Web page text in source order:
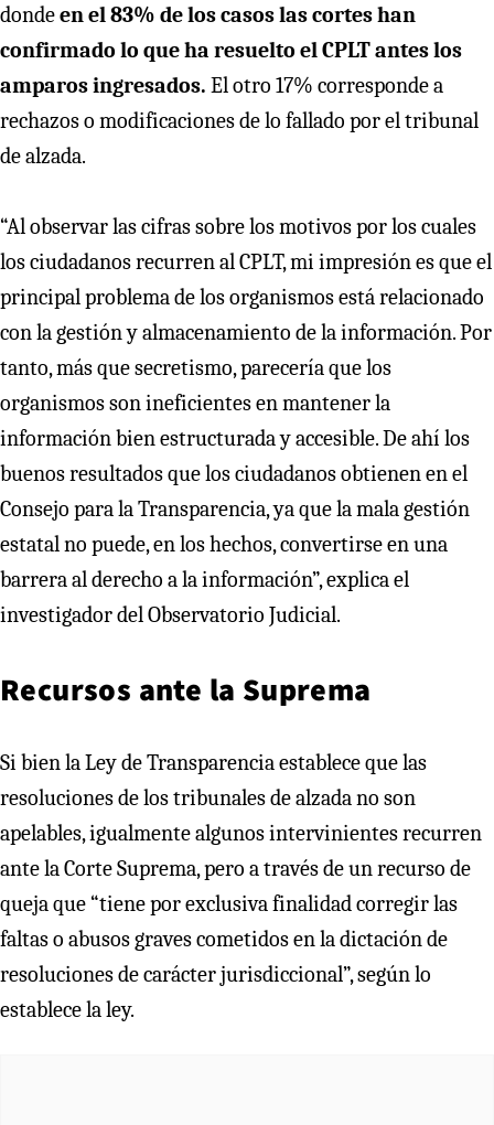
dondeen el 83% de los casos las cortes han
confirmado lo que ha resuelto el CPLT antes los
amparos ingresados. El otro 17% corresponde a
rechazos o modificaciones de lo fallado por el tribunal
de alzada.
“Al observar las cifras sobre los motivos por los cuales
los ciudadanos recurren al CPLT, mi impresión es que el
principal problema de los organismos está relacionado
con la gestión y almacenamiento de la información. Por
tanto, más que secretismo, parecería que los
organismos son ineficientes en mantener la
información bien estructurada y accesible. De ahí los
buenos resultados que los ciudadanos obtienen en el
Consejo para la Transparencia, ya que la mala gestión
estatal no puede, en los hechos, convertirse en una
barrera al derecho a la información”, explica el
investigador del Observatorio Judicial.
Recursos ante la Suprema
Si bien la Ley de Transparencia establece que las
resoluciones de los tribunales de alzada no son
apelables, igualmente algunos intervinientes recurren
ante la Corte Suprema, pero a través de un recurso de
queja que “tiene por exclusiva finalidad corregir las
faltas o abusos graves cometidos en la dictación de
resoluciones de carácter jurisdiccional”, según lo
establece la ley.